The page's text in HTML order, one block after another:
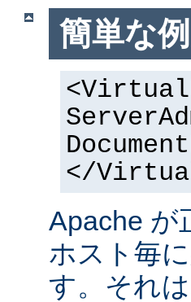
簡単な例
</
Apache が
ホスト毎
す。それは